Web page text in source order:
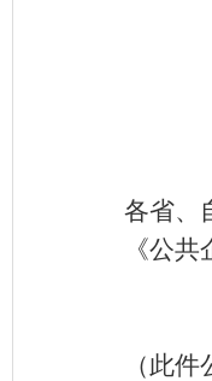
各省、
《公
（此件